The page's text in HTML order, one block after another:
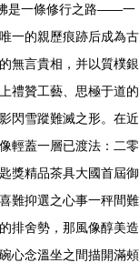
是一條修行之路——一
一的親歷痕跡后成為古
無言貴相，并以質樸銀
禮贊工藝、思極于道的
閃雪蹤難滅之形。在近
輕蓋一層已渡法：二零
獎精品茶具大國首屆御
難抑選之心事一秤間難
排舍勢，那風像醇美造
心念溫坐之間描開滿頰